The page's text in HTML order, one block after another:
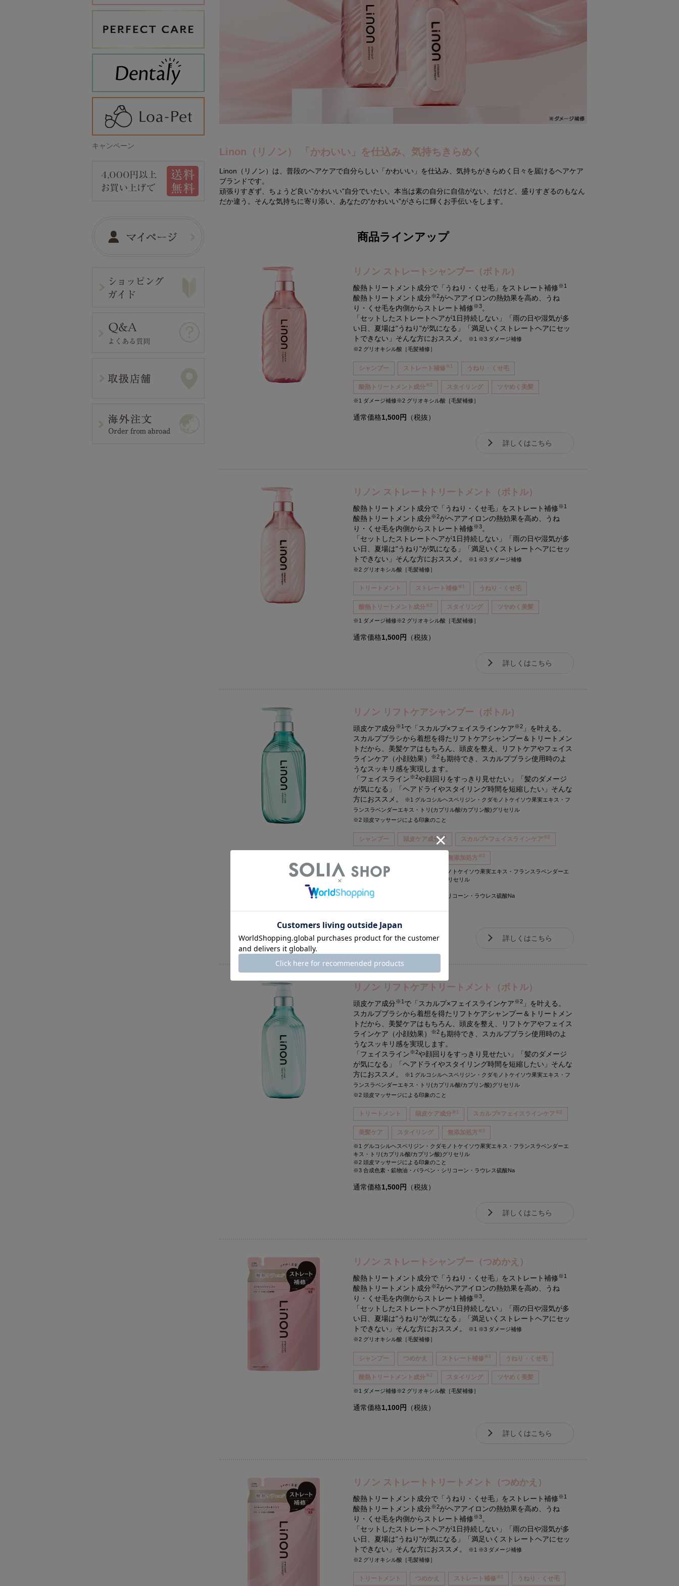
キャンペーン
Linon（リノン） 「かわいい」を仕込み、気持ちきらめく
Linon（リノン）は、普段のヘアケアで自分らしい「かわいい」を仕込み、気持ちがきらめく日々を届けるヘアケア
ブランドです。
頑張りすぎず、ちょうど良い”かわいい”自分でいたい。本当は素の自分に自信がない、だけど、盛りすぎるのもなん
だか違う。そんな気持ちに寄り添い、あなたの“かわいい”がさらに輝くお手伝いをします。
商品ラインアップ
リノン ストレートシャンプー（ボトル）
酸熱トリートメント成分で「うねり・くせ毛」をストレート補修※1
酸熱トリートメント成分※2がヘアアイロンの熱効果を高め、うね
り・くせ毛を内側からストレート補修※3。
「セットしたストレートヘアが1日持続しない」「雨の日や湿気が多
い日、夏場は"うねり"が気になる」「満足いくストレートヘアにセッ
トできない」そんな方におススメ。
※1 ※3 ダメージ補修
※2 グリオキシル酸［毛髪補修］
シャンプー ストレート補修※1 うねり・くせ毛
酸熱トリートメント成分※2 スタイリング ツヤめく美髪
※1 ダメージ補修※2 グリオキシル酸［毛髪補修］
通常価格1,500円 （税抜）
詳しくはこちら
リノン ストレートトリートメント（ボトル）
酸熱トリートメント成分で「うねり・くせ毛」をストレート補修※1
酸熱トリートメント成分※2がヘアアイロンの熱効果を高め、うね
り・くせ毛を内側からストレート補修※3。
「セットしたストレートヘアが1日持続しない」「雨の日や湿気が多
い日、夏場は"うねり"が気になる」「満足いくストレートヘアにセッ
トできない」そんな方におススメ。
※1 ※3 ダメージ補修
※2 グリオキシル酸［毛髪補修］
トリートメント ストレート補修※1 うねり・くせ毛
酸熱トリートメント成分※2 スタイリング ツヤめく美髪
※1 ダメージ補修※2 グリオキシル酸［毛髪補修］
通常価格1,500円 （税抜）
詳しくはこちら
リノン リフトケアシャンプー（ボトル）
頭皮ケア成分※1 で「スカルプ×フェイスラインケア※2 」を叶える。
スカルプブラシから着想を得たリフトケアシャンプー＆トリートメン
トだから、美髪ケアはもちろん、頭皮を整え、リフトケアやフェイス
ラインケア（小顔効果）
※2も期待でき、スカルプブラシ使用時のよ
うなスッキリ感を実現します。
「フェイスライン※2や顔回りをすっきり見せたい」「髪のダメージ
が気になる」「ヘアドライやスタイリング時間を短縮したい」そんな
方におススメ。
※1 グルコシルヘスペリジン・クダモノトケイソウ果実エキス・フ
ランスラベンダーエキス・トリ(カプリル酸/カプリン酸)グリセリル
※2 頭皮マッサージによる印象のこと
シャンプー 頭皮ケア成分※1 スカルプ×フェイスラインケア ※2
無添加処方※3
※1 グルコシルヘスペリジン・クダモノトケイソウ果実エキス・フランスラベンダーエ
キス・トリ(カプリル酸/カプリン酸)グリセリル
※2 頭皮マッサージによる印象のこと
※3 合成色素・鉱物油・パラベン・シリコーン・ラウレス硫酸Na
通常価格1,500円（税抜）
詳しくはこちら
リノン リフトケアトリートメント（ボトル）
頭皮ケア成分※1 で「スカルプ×フェイスラインケア※2 」を叶える。
スカルプブラシから着想を得たリフトケアシャンプー＆トリートメン
トだから、美髪ケアはもちろん、頭皮を整え、リフトケアやフェイス
ラインケア（小顔効果）
※2も期待でき、スカルプブラシ使用時のよ
うなスッキリ感を実現します。
「フェイスライン※2や顔回りをすっきり見せたい」「髪のダメージ
が気になる」「ヘアドライやスタイリング時間を短縮したい」そんな
方におススメ。
※1 グルコシルヘスペリジン・クダモノトケイソウ果実エキス・フ
ランスラベンダーエキス・トリ(カプリル酸/カプリン酸)グリセリル
※2 頭皮マッサージによる印象のこと
トリートメント 頭皮ケア成分※1 スカルプ×フェイスラインケア ※2
美髪ケア スタイリング 無添加処方※3
※1 グルコシルヘスペリジン・クダモノトケイソウ果実エキス・フランスラベンダーエ
キス・トリ(カプリル酸/カプリン酸)グリセリル
※2 頭皮マッサージによる印象のこと
※3 合成色素・鉱物油・パラベン・シリコーン・ラウレス硫酸Na
通常価格1,500円 （税抜）
詳しくはこちら
リノン ストレートシャンプー（つめかえ）
酸熱トリートメント成分で「うねり・くせ毛」をストレート補修※1
酸熱トリートメント成分※2がヘアアイロンの熱効果を高め、うね
り・くせ毛を内側からストレート補修※3。
「セットしたストレートヘアが1日持続しない」「雨の日や湿気が多
い日、夏場は"うねり"が気になる」「満足いくストレートヘアにセッ
トできない」そんな方におススメ。
※1 ※3 ダメージ補修
※2 グリオキシル酸［毛髪補修］
シャンプー つめかえ ストレート補修※1 うねり・くせ毛
酸熱トリートメント成分※2 スタイリング ツヤめく美髪
※1 ダメージ補修※2 グリオキシル酸［毛髪補修］
通常価格1,100円 （税抜）
詳しくはこちら
リノン ストレートトリートメント（つめかえ）
酸熱トリートメント成分で「うねり・くせ毛」をストレート補修※1
酸熱トリートメント成分※2がヘアアイロンの熱効果を高め、うね
り・くせ毛を内側からストレート補修※3。
「セットしたストレートヘアが1日持続しない」「雨の日や湿気が多
い日、夏場は"うねり"が気になる」「満足いくストレートヘアにセッ
トできない」そんな方におススメ。
※1 ※3 ダメージ補修
※2 グリオキシル酸［毛髪補修］
トリートメント つめかえ ストレート補修※1 うねり・くせ毛